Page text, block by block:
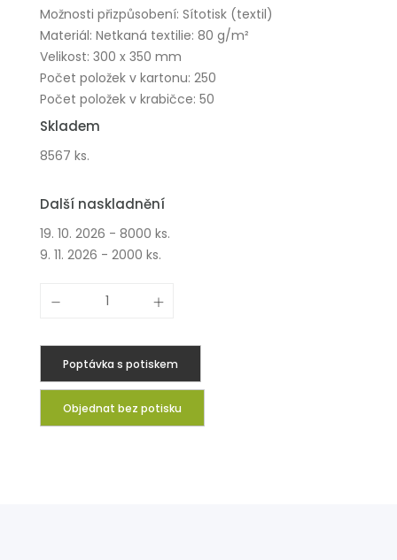
Možnosti přizpůsobení: Sítotisk (textil)
Materiál: Netkaná textilie: 80 g/m²
Velikost: 300 x 350 mm
Počet položek v kartonu: 250
Počet položek v krabičce: 50
Skladem
8567 ks.
Další naskladnění
19. 10. 2026 - 8000 ks.
9. 11. 2026 - 2000 ks.
Poptávka s potiskem
Objednat bez potisku